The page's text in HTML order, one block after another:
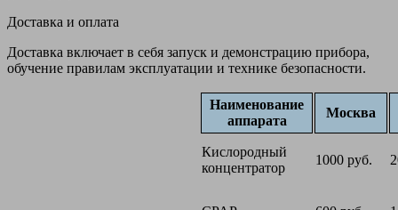
Доставка и оплата
Доставка включает в себя запуск и демонстрацию прибора,
обучение правилам эксплуатации и технике безопасности.
Наименование
аппарата
Москва
Кислородный
концентратор
1000 руб.